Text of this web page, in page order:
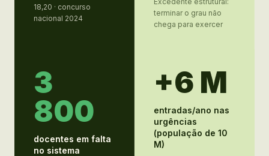
18,20 · concurso
nacional 2024
terminar o grau não
chega para exercer
3
800
docentes em falta
no sistema
+6 M
entradas/ano nas
urgências
(população de 10
M)